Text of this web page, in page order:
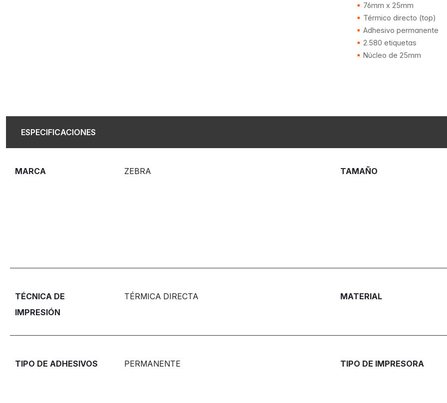
76mm x 25mm
Térmico directo (top)
Adhesivo permanente
2.580 etiquetas
Núcleo de 25mm
ESPECIFICACIONES
MARCA ZEBRA TAMAÑO
TÉCNICA DE
IMPRESIÓN
TÉRMICA DIRECTA MATERIAL
TIPO DE ADHESIVOS PERMANENTE TIPO DE IMPRESORA